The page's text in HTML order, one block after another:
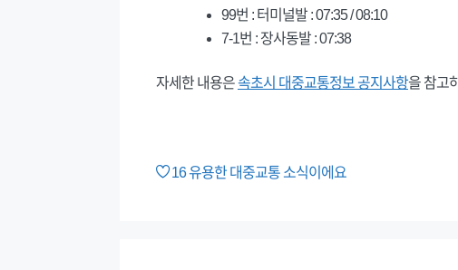
99번 : 터미널발 : 07:35 / 08:10
7-1번 : 장사동발 : 07:38
자세한 내용은속초시 대중교통정보 공지사항을 참고
16유용한 대중교통 소식이에요